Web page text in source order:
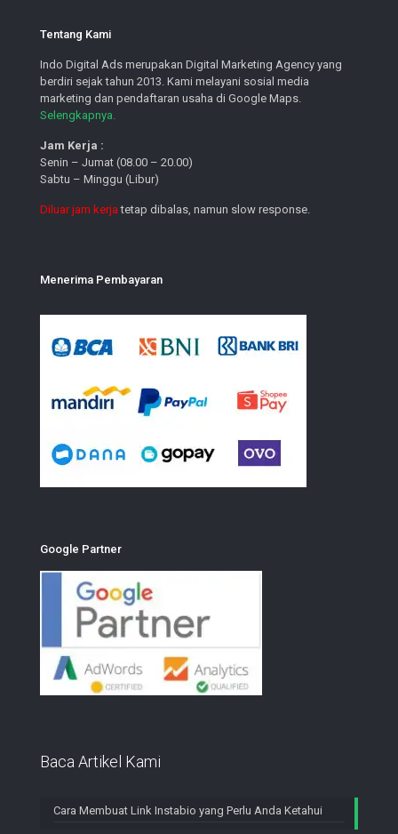
Tentang Kami
Indo Digital Ads merupakan Digital Marketing Agency yang
berdiri sejak tahun 2013. Kami melayani sosial media
marketing dan pendaftaran usaha di Google Maps.
Selengkapnya.
Jam Kerja :
Senin – Jumat (08.00 – 20.00)
Sabtu – Minggu (Libur)
Diluar jam kerja tetap dibalas, namun slow response.
Menerima Pembayaran
Google Partner
Baca Artikel Kami
Cara Membuat Link Instabio yang Perlu Anda Ketahui